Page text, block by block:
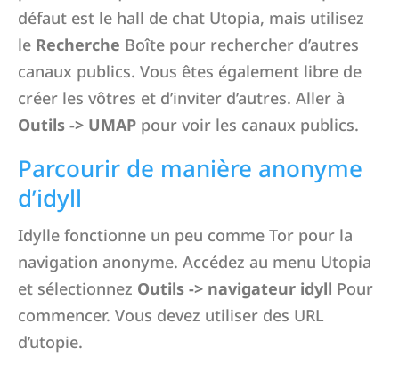
défaut est le hall de chat Utopia, mais utilisez
le Recherche Boîte pour rechercher d’autres
canaux publics. Vous êtes également libre de
créer les vôtres et d’inviter d’autres. Aller à
Outils -> UMAP pour voir les canaux publics.
Parcourir de manière anonyme
d’idyll
Idylle fonctionne un peu comme Tor pour la
navigation anonyme. Accédez au menu Utopia
et sélectionnez Outils -> navigateur idyll Pour
commencer. Vous devez utiliser des URL
d’utopie.